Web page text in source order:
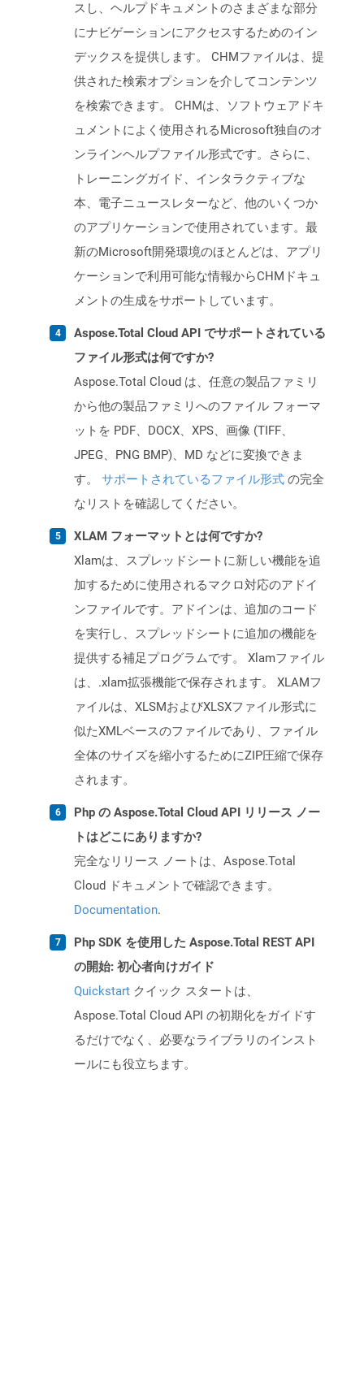
スし、ヘルプドキュメントのさまざまな部分
にナビゲーションにアクセスするためのイン
デックスを提供します。 CHMファイルは、提
供された検索オプションを介してコンテンツ
を検索できます。 CHMは、ソフトウェアドキ
ュメントによく使用されるMicrosoft独自のオ
ンラインヘルプファイル形式です。さらに、
トレーニングガイド、インタラクティブな
本、電子ニュースレターなど、他のいくつか
のアプリケーションで使用されています。最
新のMicrosoft開発環境のほとんどは、アプリ
ケーションで利用可能な情報からCHMドキュ
メントの生成をサポートしています。
Aspose.Total Cloud API でサポートされている
ファイル形式は何ですか?
Aspose.Total Cloud は、任意の製品ファミリ
から他の製品ファミリへのファイル フォーマ
ットを PDF、DOCX、XPS、画像 (TIFF、
JPEG、PNG BMP)、MD などに変換できま
す。 サポートされているファイル形式 の完全
なリストを確認してください。
XLAM フォーマットとは何ですか?
Xlamは、スプレッドシートに新しい機能を追
加するために使用されるマクロ対応のアドイ
ンファイルです。アドインは、追加のコード
を実行し、スプレッドシートに追加の機能を
提供する補足プログラムです。 Xlamファイル
は、.xlam拡張機能で保存されます。 XLAMフ
ァイルは、XLSMおよびXLSXファイル形式に
似たXMLベースのファイルであり、ファイル
全体のサイズを縮小するためにZIP圧縮で保存
されます。
Php の Aspose.Total Cloud API リリース ノー
トはどこにありますか?
完全なリリース ノートは、Aspose.Total
Cloud ドキュメントで確認できます。
Documentation.
Php SDK を使用した Aspose.Total REST API
の開始: 初心者向けガイド
Quickstart クイック スタートは、
Aspose.Total Cloud API の初期化をガイドす
るだけでなく、必要なライブラリのインスト
ールにも役立ちます。